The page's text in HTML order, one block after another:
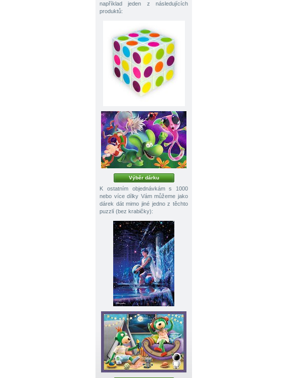
například jeden z následujících
produktů:
Výběr dárku
K ostatním objednávkám s 1000
nebo více dílky Vám můžeme jako
dárek dát mimo jiné jedno z těchto
puzzlí (bez krabičky):